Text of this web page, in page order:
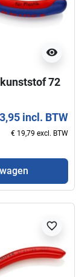
visibility
72
incl. BTW
€ 19,79 excl. BTW
favorite_border